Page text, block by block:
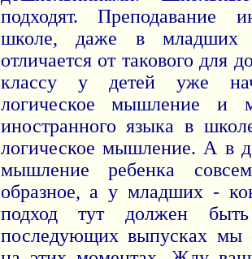
подходят. Преподавание
школе, даже в младших
отличается от такового для
классу у детей уже
логическое мышление и
иностранного языка в
логическое мышление. А в
мышление ребенка
образное, а у младших -
подход тут должен
последующих выпусках мы